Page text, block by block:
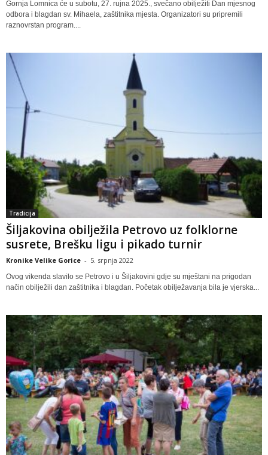
Gornja Lomnica će u subotu, 27. rujna 2025., svečano obilježiti Dan mjesnog
odbora i blagdan sv. Mihaela, zaštitnika mjesta. Organizatori su pripremili
raznovrstan program....
Tradicija
Šiljakovina obilježila Petrovo uz folklorne
susrete, Brešku ligu i pikado turnir
Kronike Velike Gorice - 5. srpnja 2022
Ovog vikenda slavilo se Petrovo i u Šiljakovini gdje su mještani na prigodan
način obilježili dan zaštitnika i blagdan. Početak obilježavanja bila je vjerska...